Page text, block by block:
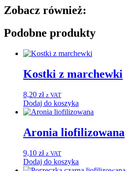
Zobacz również:
Podobne produkty
Kostki z marchewki
8,20 zł z VAT
Dodaj do koszyka
Aronia liofilizowana
9,10 zł z VAT
Dodaj do koszyka